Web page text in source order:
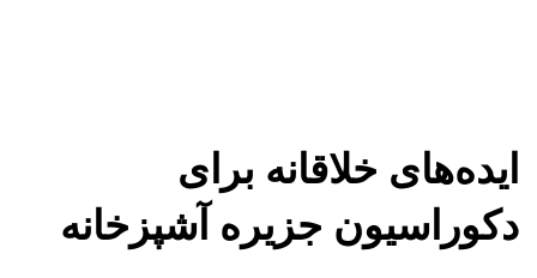
ایده‌های خلاقانه برای
دکوراسیون جزیره آشپزخانه